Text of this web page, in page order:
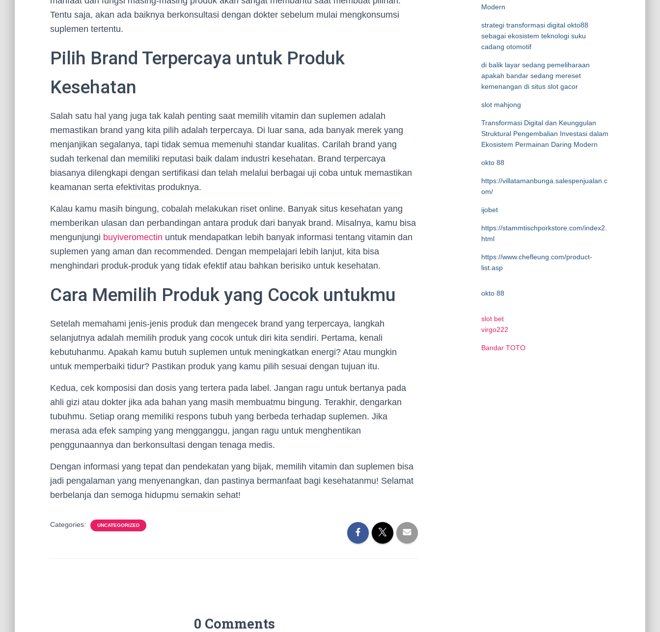
Tentu saja, akan ada baiknya berkonsultasi dengan dokter sebelum mulai mengkonsumsi
suplemen tertentu.
Pilih Brand Terpercaya untuk Produk
Kesehatan
Salah satu hal yang juga tak kalah penting saat memilih vitamin dan suplemen adalah
memastikan brand yang kita pilih adalah terpercaya. Di luar sana, ada banyak merek yang
menjanjikan segalanya, tapi tidak semua memenuhi standar kualitas. Carilah brand yang
sudah terkenal dan memiliki reputasi baik dalam industri kesehatan. Brand terpercaya
biasanya dilengkapi dengan sertifikasi dan telah melalui berbagai uji coba untuk memastikan
keamanan serta efektivitas produknya.
Kalau kamu masih bingung, cobalah melakukan riset online. Banyak situs kesehatan yang
memberikan ulasan dan perbandingan antara produk dari banyak brand. Misalnya, kamu bisa
mengunjungi buyiveromectin untuk mendapatkan lebih banyak informasi tentang vitamin dan
suplemen yang aman dan recommended. Dengan mempelajari lebih lanjut, kita bisa
menghindari produk-produk yang tidak efektif atau bahkan berisiko untuk kesehatan.
Cara Memilih Produk yang Cocok untukmu
Setelah memahami jenis-jenis produk dan mengecek brand yang terpercaya, langkah
selanjutnya adalah memilih produk yang cocok untuk diri kita sendiri. Pertama, kenali
kebutuhanmu. Apakah kamu butuh suplemen untuk meningkatkan energi? Atau mungkin
untuk memperbaiki tidur? Pastikan produk yang kamu pilih sesuai dengan tujuan itu.
Kedua, cek komposisi dan dosis yang tertera pada label. Jangan ragu untuk bertanya pada
ahli gizi atau dokter jika ada bahan yang masih membuatmu bingung. Terakhir, dengarkan
tubuhmu. Setiap orang memiliki respons tubuh yang berbeda terhadap suplemen. Jika
merasa ada efek samping yang mengganggu, jangan ragu untuk menghentikan
penggunaannya dan berkonsultasi dengan tenaga medis.
Dengan informasi yang tepat dan pendekatan yang bijak, memilih vitamin dan suplemen bisa
jadi pengalaman yang menyenangkan, dan pastinya bermanfaat bagi kesehatanmu! Selamat
berbelanja dan semoga hidupmu semakin sehat!
Categories: UNCATEGORIZED
0 Comments
Modern
strategi transformasi digital okto88
sebagai ekosistem teknologi suku
cadang otomotif
di balik layar sedang pemeliharaan
apakah bandar sedang mereset
kemenangan di situs slot gacor
slot mahjong
Transformasi Digital dan Keunggulan
Struktural Pengembalian Investasi dalam
Ekosistem Permainan Daring Modern
okto 88
https://villatamanbunga.salespenjualan.c
om/
ijobet
https://stammtischporkstore.com/index2.
html
https://www.chefleung.com/product-
list.asp
okto 88
slot bet
virgo222
Bandar TOTO